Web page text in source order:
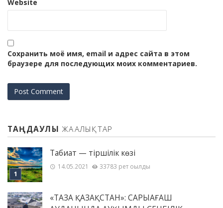
Website
Сохранить моё имя, email и адрес сайта в этом
браузере для последующих моих комментариев.
ТАҢДАУЛЫ ЖАҢАЛЫҚТАР
Табиғат — тіршілік көзі
14.05.2021 33783 рет оқылды
«ТАЗА ҚАЗАҚСТАН»: САРЫАҒАШ